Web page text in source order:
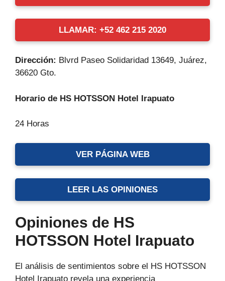
LLAMAR: +52 462 215 2020
Dirección: Blvrd Paseo Solidaridad 13649, Juárez,
36620 Gto.
Horario de HS HOTSSON Hotel Irapuato
24 Horas
VER PÁGINA WEB
LEER LAS OPINIONES
Opiniones de HS
HOTSSON Hotel Irapuato
El análisis de sentimientos sobre el HS HOTSSON
Hotel Irapuato revela una experiencia